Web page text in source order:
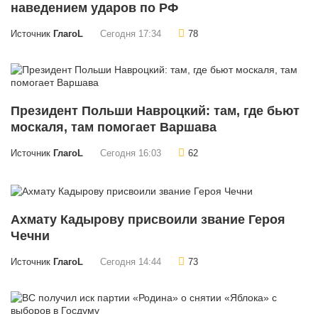
наведением ударов по РФ
Источник ГлагоL Сегодня 17:34 78
Президент Польши Навроцкий: там, где бьют
москаля, там помогает Варшава
Источник ГлагоL Сегодня 16:03 62
Ахмату Кадырову присвоили звание Героя
Чечни
Источник ГлагоL Сегодня 14:44 73